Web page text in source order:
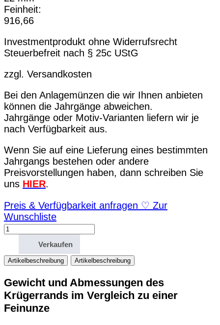
Feinheit:
916,66
Investmentprodukt ohne Widerrufsrecht
Steuerbefreit nach § 25c UStG
zzgl. Versandkosten
Bei den Anlagemünzen die wir Ihnen anbieten
können die Jahrgänge abweichen.
Jahrgänge oder Motiv-Varianten liefern wir je
nach Verfügbarkeit aus.
Wenn Sie auf eine Lieferung eines bestimmten
Jahrgangs bestehen oder andere
Preisvorstellungen haben, dann schreiben Sie
uns HIER.
Preis & Verfügbarkeit anfragen ♡ Zur
Wunschliste
1/4
Goldmünze
Krügerrand
Menge
Verkaufen
Artikelbeschreibung Artikelbeschreibung
Gewicht und Abmessungen des
Krügerrands im Vergleich zu einer
Feinunze